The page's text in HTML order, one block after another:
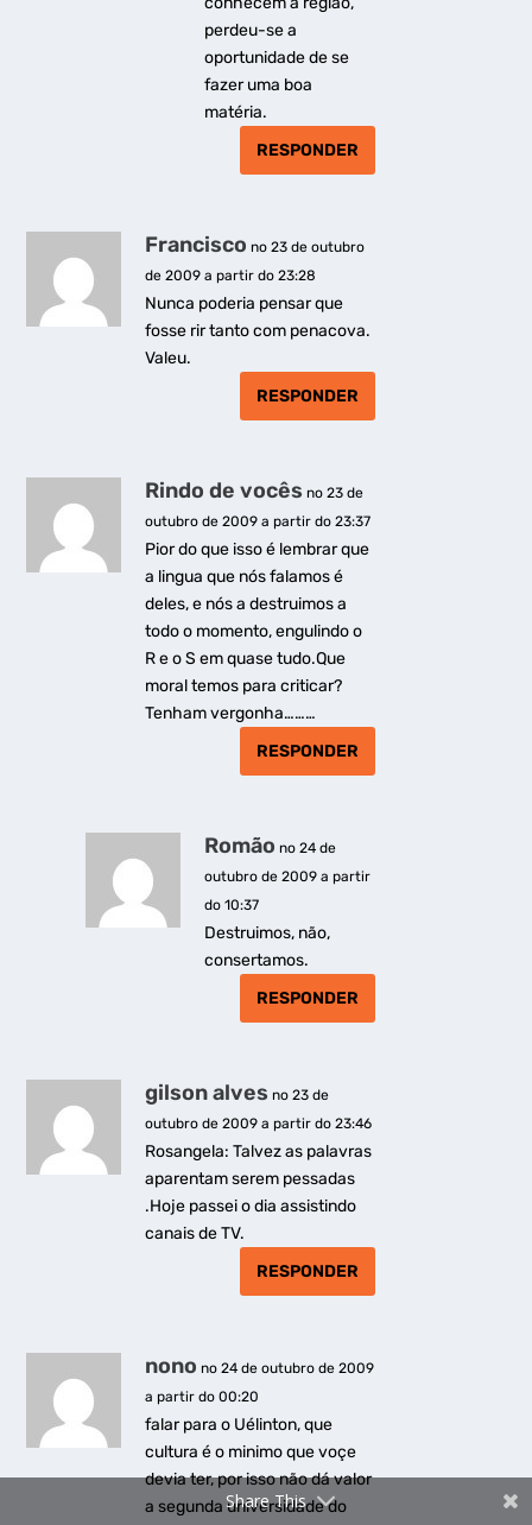
perdeu-se a
oportunidade de se
fazer uma boa
matéria.
RESPONDER
Francisco no 23 de outubro
de 2009 a partir do 23:28
Nunca poderia pensar que
fosse rir tanto com penacova.
Valeu.
RESPONDER
Rindo de vocês no 23 de
outubro de 2009 a partir do 23:37
Pior do que isso é lembrar que
a lingua que nós falamos é
deles, e nós a destruimos a
todo o momento, engulindo o
R e o S em quase tudo.Que
moral temos para criticar?
Tenham vergonha………
RESPONDER
Romão no 24 de
outubro de 2009 a partir
do 10:37
Destruimos, não,
consertamos.
RESPONDER
gilson alves no 23 de
outubro de 2009 a partir do 23:46
Rosangela: Talvez as palavras
aparentam serem pessadas
.Hoje passei o dia assistindo
canais de TV.
RESPONDER
nono no 24 de outubro de 2009
a partir do 00:20
falar para o Uélinton, que
cultura é o minimo que voçe
devia ter, por isso não dá valor
a segunda universidade do
Share This